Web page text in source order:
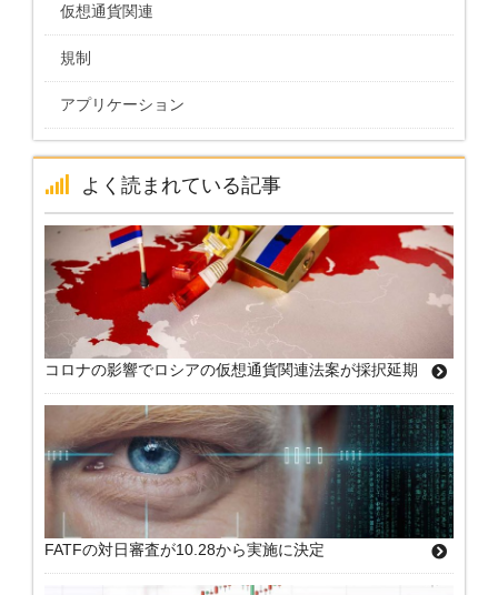
仮想通貨関連
規制
アプリケーション
よく読まれている記事
コロナの影響でロシアの仮想通貨関連法案が採択延期
FATFの対日審査が10.28から実施に決定